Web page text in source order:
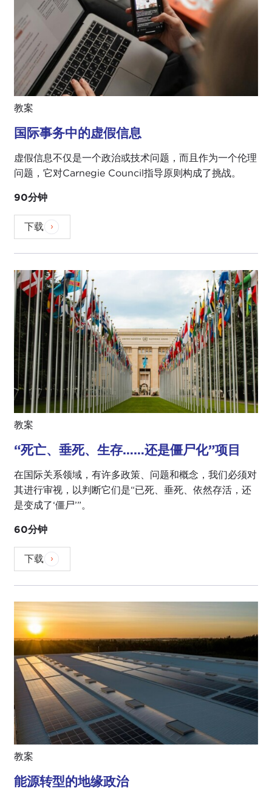
教案
国际事务中的虚假信息
虚假信息不仅是一个政治或技术问题，而且作为一个伦理
问题，它对Carnegie Council指导原则构成了挑战。
90分钟
下载
教案
“死亡、垂死、生存……还是僵尸化”项目
在国际关系领域，有许多政策、问题和概念，我们必须对
其进行审视，以判断它们是“已死、垂死、依然存活，还
是变成了‘僵尸’”。
60分钟
下载
教案
能源转型的地缘政治